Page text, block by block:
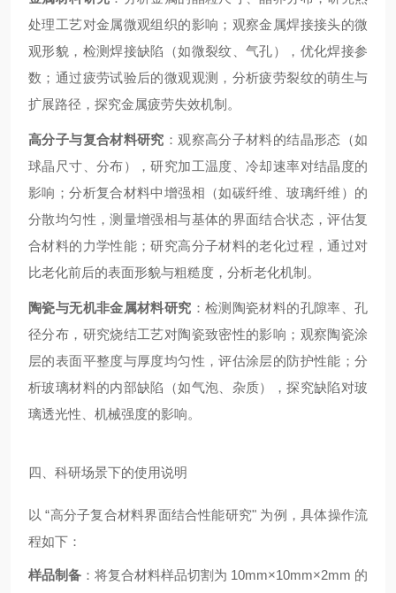
处理工艺对金属微观组织的影响；观察金属焊接接头的微
观形貌，检测焊接缺陷（如微裂纹、气孔），优化焊接参
数；通过疲劳试验后的微观观测，分析疲劳裂纹的萌生与
扩展路径，探究金属疲劳失效机制。
高分子与复合材料研究 ：观察高分子材料的结晶形态（如
球晶尺寸、分布），研究加工温度、冷却速率对结晶度的
影响；分析复合材料中增强相（如碳纤维、玻璃纤维）的
分散均匀性，测量增强相与基体的界面结合状态，评估复
合材料的力学性能；研究高分子材料的老化过程，通过对
比老化前后的表面形貌与粗糙度，分析老化机制。
陶瓷与无机非金属材料研究 ：检测陶瓷材料的孔隙率、孔
径分布，研究烧结工艺对陶瓷致密性的影响；观察陶瓷涂
层的表面平整度与厚度均匀性，评估涂层的防护性能；分
析玻璃材料的内部缺陷（如气泡、杂质），探究缺陷对玻
璃透光性、机械强度的影响。
四、科研场景下的使用说明
以 “高分子复合材料界面结合性能研究" 为例，具体操作流
程如下：
样品制备 ：将复合材料样品切割为 10mm×10mm×2mm 的